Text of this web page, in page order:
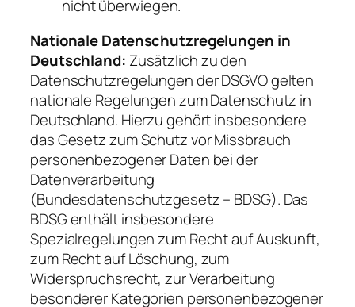
nicht überwiegen.
Nationale Datenschutzregelungen in
Deutschland: Zusätzlich zu den
Datenschutzregelungen der DSGVO gelten
nationale Regelungen zum Datenschutz in
Deutschland. Hierzu gehört insbesondere
das Gesetz zum Schutz vor Missbrauch
personenbezogener Daten bei der
Datenverarbeitung
(Bundesdatenschutzgesetz – BDSG). Das
BDSG enthält insbesondere
Spezialregelungen zum Recht auf Auskunft,
zum Recht auf Löschung, zum
Widerspruchsrecht, zur Verarbeitung
besonderer Kategorien personenbezogener